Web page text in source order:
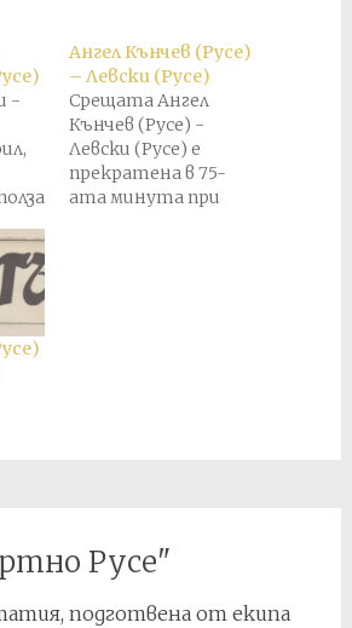
-
Ангел Кънчев (Русе)
– Левски (Русе)
Срещата Ангел
Кънчев (Русе) -
Левски (Русе) е
прекратена в 75-
ата минута при
Русе"
подготвена от екипа